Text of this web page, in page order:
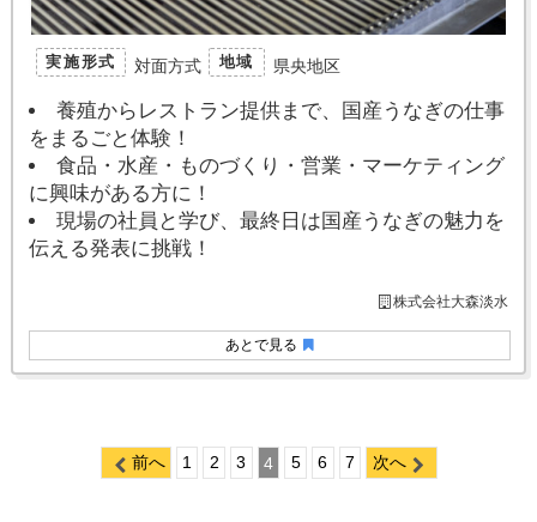
あとで見る
実施形式 対面方式 地域 県央地区
養殖からレストラン提供まで、国産うなぎの仕事
をまるごと体験！
食品・水産・ものづくり・営業・マーケティング
に興味がある方に！
現場の社員と学び、最終日は国産うなぎの魅力を
伝える発表に挑戦！
株式会社大森淡水
前へ 1 2 3 4 5 6 7 次へ